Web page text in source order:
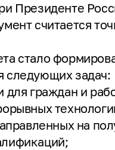
Президенте
считается
стало
следующих задач:
для граждан и
на